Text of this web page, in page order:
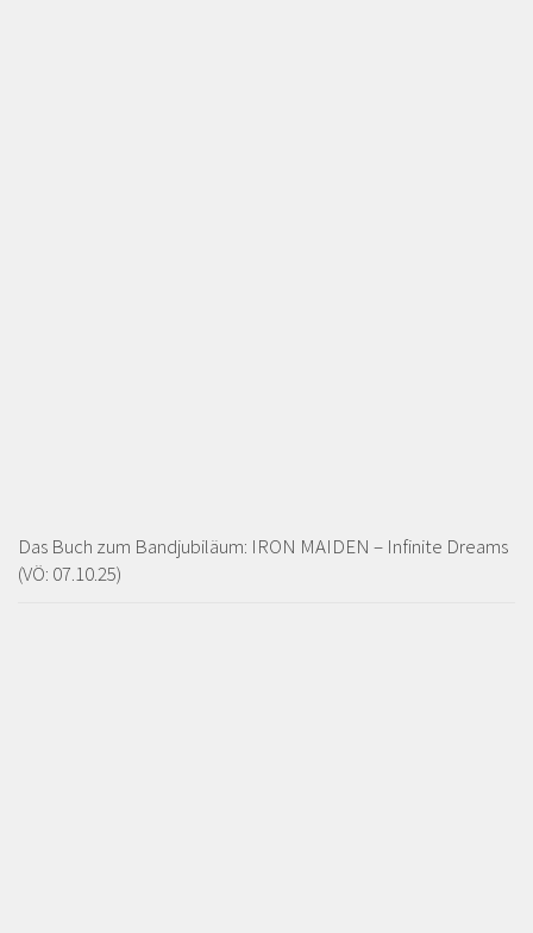
Das Buch zum Bandjubiläum: IRON MAIDEN – Infinite Dreams
(VÖ: 07.10.25)